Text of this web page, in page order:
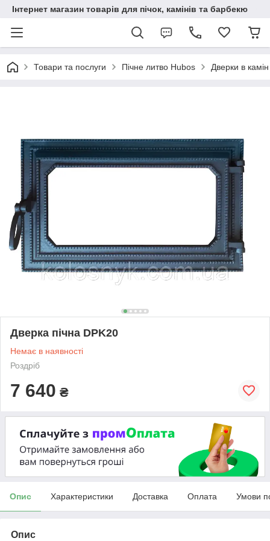
Інтернет магазин товарів для пічок, камінів та барбекю
Товари та послуги Пічне литво Hubos Дверки в
Дверка пічна DPK20
Немає в наявності
Роздріб
7 640 ₴
Опис Характеристики Доставка Оплата Умови
Опис